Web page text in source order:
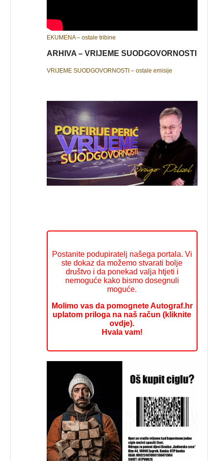
EKUMENA – ostale tribine
ARHIVA – VRIJEME SUODGOVORNOSTI
VRIJEME SUODGOVORNOSTI – ostale emisije
Postanite podupiratelj našega portala. Vi
ste dokaz da možemo stvarati bolje
društvo i da ponekad valja htjeti i
nemoguće kako bismo dosegnuli
moguće.
Molimo vas da pomognete Autograf.hr
uplatom priloga na naš račun (kliknite
ovdje).
Hvala vam!